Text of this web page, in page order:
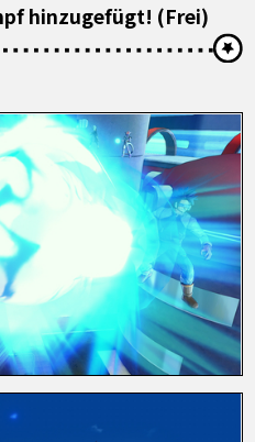
hinzugefügt! (Frei)